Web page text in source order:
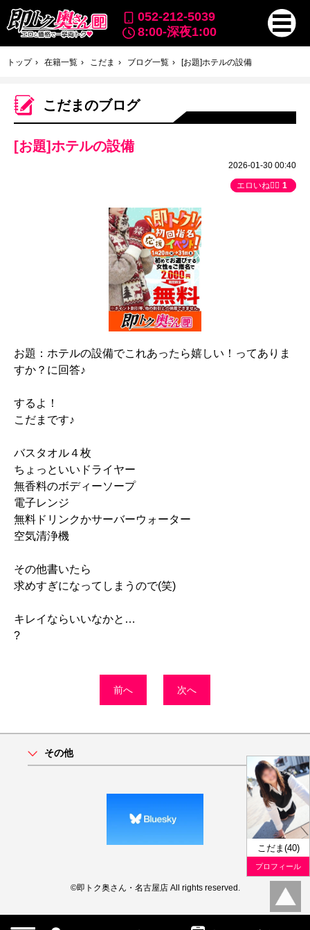
052-212-5039
8:00-深夜1:00
トップ 在籍一覧 こだま ブログ一覧 [お題]ホテルの設備
こだまのブログ
こだま(40)
プロフィール
[お題]ホテルの設備
2026-01-30 00:40
エロいね👍🏻 1
お題：ホテルの設備でこれあったら嬉しい！ってありま
すか？に回答♪
するよ！
こだまです♪
バスタオル４枚
ちょっといいドライヤー
無香料のボディーソープ
電子レンジ
無料ドリンクかサーバーウォーター
空気清浄機
その他書いたら
求めすぎになってしまうので(笑)
キレイならいいなかと…
?
前へ 次へ
その他
©即トク奥さん・名古屋店 All rights reserved.